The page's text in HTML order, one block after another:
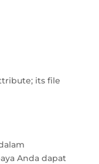
Anda dapat